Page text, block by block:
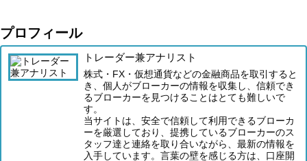
プロフィール
トレーダー兼アナリスト
株式・FX・仮想通貨などの金融商品を取引すると
き、個人がブローカーの情報を収集し、信頼でき
るブローカーを見つけることはとても難しいで
す。
当サイトは、安全で信頼して利用できるブローカ
ーを厳選しており、提携しているブローカーのス
タッフ達と連絡を取り合いながら、最新の情報を
入手しています。言葉の壁を感じる方は、口座開